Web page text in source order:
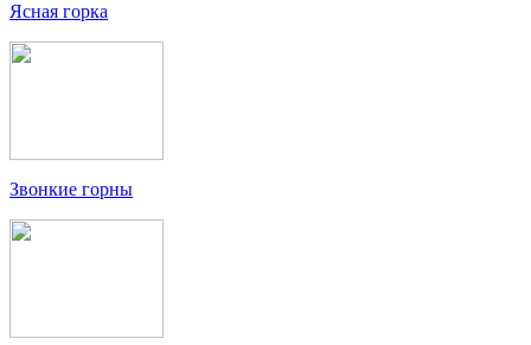
Ясная горка
Звонкие горны